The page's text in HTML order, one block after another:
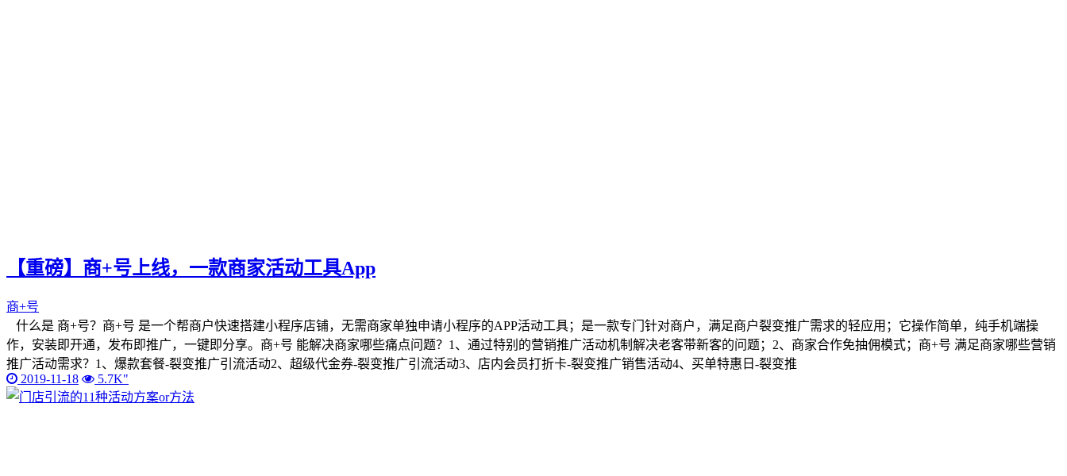
【重磅】商+号上线，一款商家活动工具App
商+号
什么是 商+号？商+号 是一个帮商户快速搭建小程序店铺，无需商家单独申请小程序的APP活动工具；是一款专门针对商户，满足商户裂变推广需求的轻应用；它操作简单，纯手机端操
作，安装即开通，发布即推广，一键即分享。商+号 能解决商家哪些痛点问题？1、通过特别的营销推广活动机制解决老客带新客的问题；2、商家合作免抽佣模式；商+号 满足商家哪些营销
推广活动需求？1、爆款套餐-裂变推广引流活动2、超级代金券-裂变推广引流活动3、店内会员打折卡-裂变推广销售活动4、买单特惠日-裂变推
2019-11-18
5.7K"